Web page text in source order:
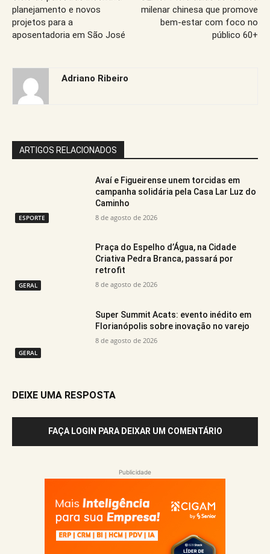
planejamento e novos
projetos para a
aposentadoria em São José
milenar chinesa que promove
bem-estar com foco no
público 60+
Adriano Ribeiro
ARTIGOS RELACIONADOS
ESPORTE
Avaí e Figueirense unem torcidas em
campanha solidária pela Casa Lar Luz do
Caminho
8 de agosto de 2026
GERAL
Praça do Espelho d’Água, na Cidade
Criativa Pedra Branca, passará por
retrofit
8 de agosto de 2026
GERAL
Super Summit Acats: evento inédito em
Florianópolis sobre inovação no varejo
8 de agosto de 2026
DEIXE UMA RESPOSTA
FAÇA LOGIN PARA DEIXAR UM COMENTÁRIO
Publicidade